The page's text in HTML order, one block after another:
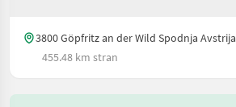
3800 Göpfritz an der Wild Spodnja Avstrija
455.48 km stran